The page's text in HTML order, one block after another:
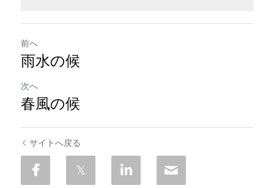
前へ
雨水の候
次へ
春風の候
サイトへ戻る